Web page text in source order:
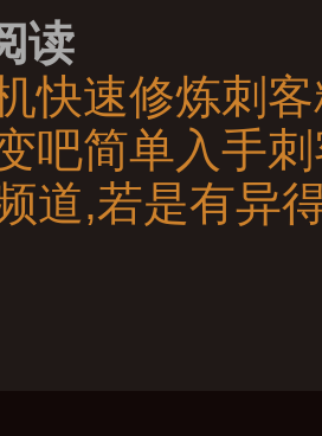
读
快速修炼刺
吧简单入手
道,若是有异